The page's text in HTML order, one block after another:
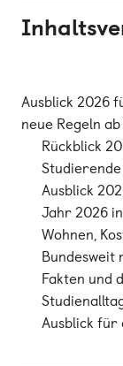
Ausblick 2026
neue Regeln
Rückblick
Ausblick
Jahr 2026
Wohnen,
Bundesweit
Fakten und
Ausblick für